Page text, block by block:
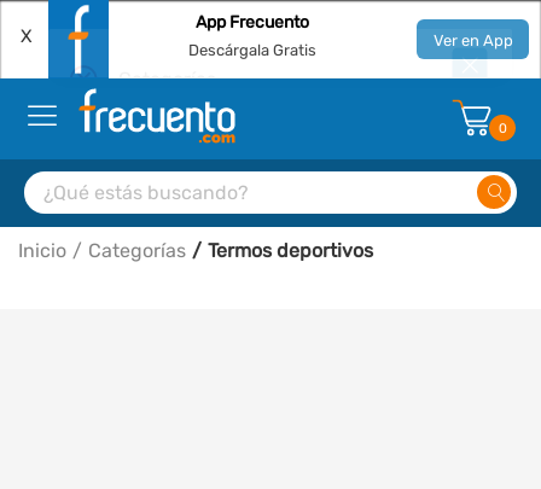
X
App Frecuento
Descárgala Gratis Ver en App
0
Inicio Categorías Termos deportivos